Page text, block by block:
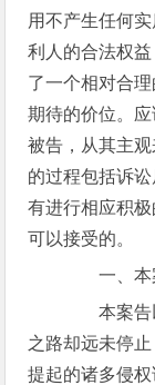
用不产生任何
利人的合法权
了一个相对合
期待的价位。
被告，从其主
的过程包括诉
有进行相应积
可以接受的。
一、本案
本案告以
之路却远未停
提起的诸多侵